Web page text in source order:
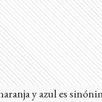
y azul es